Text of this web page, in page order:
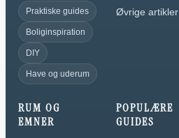
Praktiske guides
Boliginspiration
DIY
Have og uderum
Øvrige artikler
RUM OG
EMNER
POPULÆRE
GUIDES